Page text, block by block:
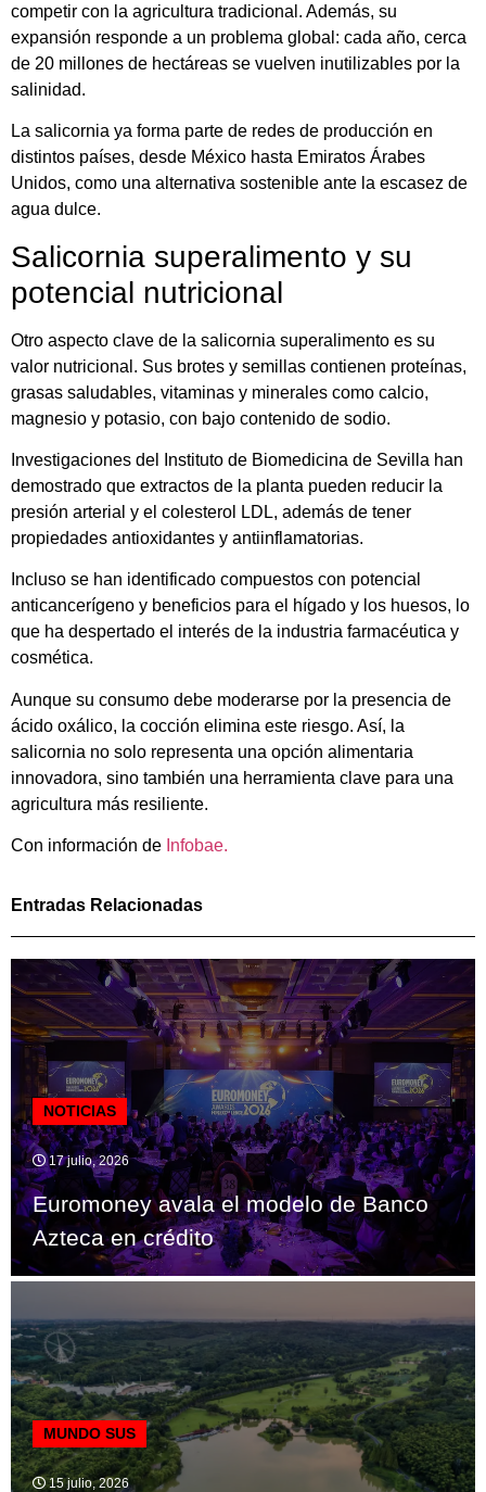
competir con la agricultura tradicional. Además, su
expansión responde a un problema global: cada año, cerca
de 20 millones de hectáreas se vuelven inutilizables por la
salinidad.
La salicornia ya forma parte de redes de producción en
distintos países, desde México hasta Emiratos Árabes
Unidos, como una alternativa sostenible ante la escasez de
agua dulce.
Salicornia superalimento y su
potencial nutricional
Otro aspecto clave de la salicornia superalimento es su
valor nutricional. Sus brotes y semillas contienen proteínas,
grasas saludables, vitaminas y minerales como calcio,
magnesio y potasio, con bajo contenido de sodio.
Investigaciones del Instituto de Biomedicina de Sevilla han
demostrado que extractos de la planta pueden reducir la
presión arterial y el colesterol LDL, además de tener
propiedades antioxidantes y antiinflamatorias.
Incluso se han identificado compuestos con potencial
anticancerígeno y beneficios para el hígado y los huesos, lo
que ha despertado el interés de la industria farmacéutica y
cosmética.
Aunque su consumo debe moderarse por la presencia de
ácido oxálico, la cocción elimina este riesgo. Así, la
salicornia no solo representa una opción alimentaria
innovadora, sino también una herramienta clave para una
agricultura más resiliente.
Con información de Infobae.
Entradas Relacionadas
NOTICIAS
17 julio, 2026
Euromoney avala el modelo de Banco
Azteca en crédito
MUNDO SUS
15 julio, 2026